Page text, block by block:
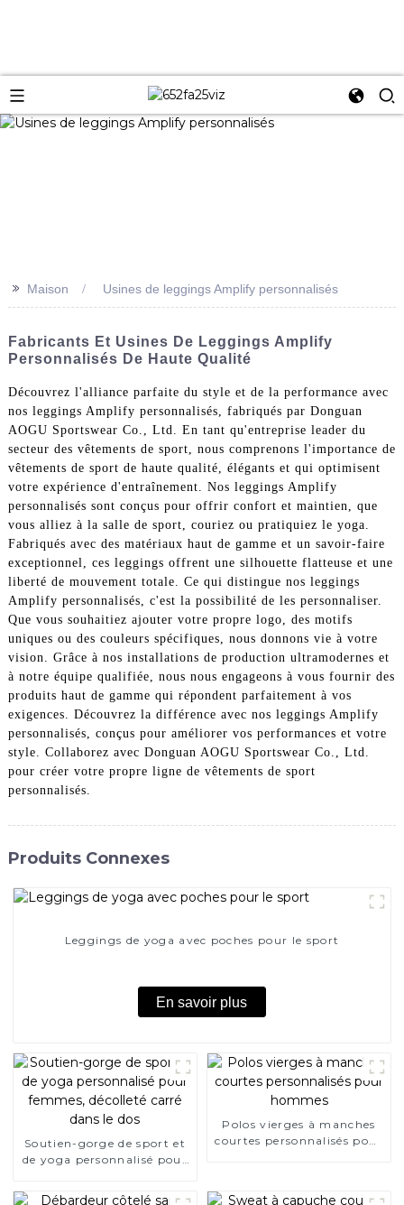
>> Maison Usines de leggings Amplify personnalisés
Fabricants Et Usines De Leggings Amplify
Personnalisés De Haute Qualité
Découvrez l'alliance parfaite du style et de la performance avec
nos leggings Amplify personnalisés, fabriqués par Donguan
AOGU Sportswear Co., Ltd. En tant qu'entreprise leader du
secteur des vêtements de sport, nous comprenons l'importance de
vêtements de sport de haute qualité, élégants et qui optimisent
votre expérience d'entraînement. Nos leggings Amplify
personnalisés sont conçus pour offrir confort et maintien, que
vous alliez à la salle de sport, couriez ou pratiquiez le yoga.
Fabriqués avec des matériaux haut de gamme et un savoir-faire
exceptionnel, ces leggings offrent une silhouette flatteuse et une
liberté de mouvement totale. Ce qui distingue nos leggings
Amplify personnalisés, c'est la possibilité de les personnaliser.
Que vous souhaitiez ajouter votre propre logo, des motifs
uniques ou des couleurs spécifiques, nous donnons vie à votre
vision. Grâce à nos installations de production ultramodernes et
à notre équipe qualifiée, nous nous engageons à vous fournir des
produits haut de gamme qui répondent parfaitement à vos
exigences. Découvrez la différence avec nos leggings Amplify
personnalisés, conçus pour améliorer vos performances et votre
style. Collaborez avec Donguan AOGU Sportswear Co., Ltd.
pour créer votre propre ligne de vêtements de sport
personnalisés.
Produits Connexes
Leggings de yoga avec poches pour le sport
En savoir plus
Soutien-gorge de sport et
de yoga personnalisé pour
Polos vierges à manches
courtes personnalisés pour